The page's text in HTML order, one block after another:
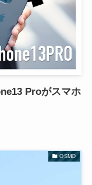
Proがスマホ
OSMO